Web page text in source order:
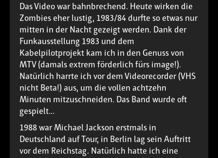
Das Video war bahnbrechend. Heute wirken die
Zombies eher lustig, 1983/84 durfte so etwas nur
mitten in der Nacht gezeigt werden. Dank der
Funkausstellung 1983 und dem
Kabelpilotprojekt kam ich in den Genuss von
MTV (damals extrem förderlich fürs image!).
Natürlich harrte ich vor dem Videorecorder (VHS
nicht Beta!) aus, um die vollen achtzehn
Minuten mitzuschneiden. Das Band wurde oft
gespielt...
1988 war Michael Jackson erstmals in
Deutschland auf Tour, in Berlin lag sein Auftritt
vor dem Reichstag. Natürlich hatte ich eine